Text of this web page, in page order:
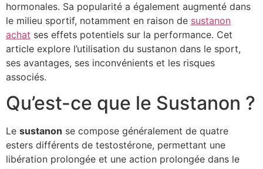
hormonales. Sa popularité a également augmenté dans
le milieu sportif, notamment en raison de sustanon
achat ses effets potentiels sur la performance. Cet
article explore l’utilisation du sustanon dans le sport,
ses avantages, ses inconvénients et les risques
associés.
Qu’est-ce que le Sustanon ?
Le sustanon se compose généralement de quatre
esters différents de testostérone, permettant une
libération prolongée et une action prolongée dans le